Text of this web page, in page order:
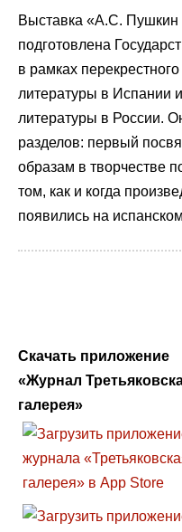
Выставка «А.С.
подготовлена
в рамках
литературы в Испании
литературы в России.
разделов: первый
образам в творчестве
том, как и когда
появились на
Скачать приложение
«Журнал
галерея»